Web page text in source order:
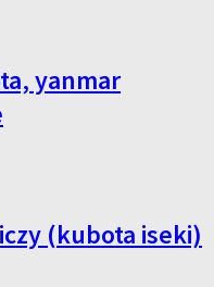
yanmar
(kubota iseki)